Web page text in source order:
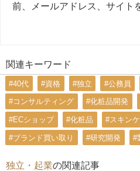
前、メールアドレス、サイト
関連キーワード
#40代 #資格 #独立 #公務員
#コンサルティング #化粧品開発
#ECショップ #化粧品 #スキン
#ブランド買い取り #研究開発 #
独立・起業の関連記事